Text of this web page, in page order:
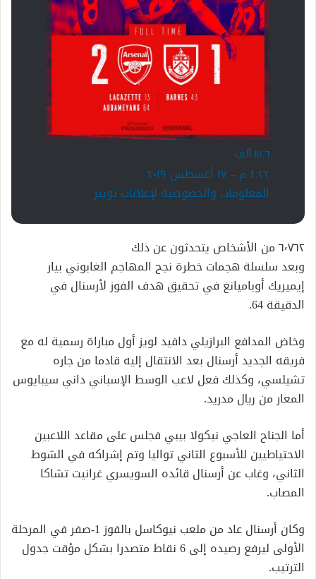
١٧٫٦ ألف
٤:٢٢ م – ١٧ أغسطس ٢٠١٩
المعلومات والخصوصية لإعلانات تويتر
٦٬٧٦٢ من الأشخاص يتحدثون عن ذلك
وبعد سلسلة هجمات خطرة نجح المهاجم الغابوني بيار
إيميريك أوباميانغ في تحقيق هدف الفوز لأرسنال في
الدقيقة 64.
وخاض المدافع البرازيلي دافيد لويز أول مباراة رسمية له مع
فريقه الجديد أرسنال بعد الانتقال إليه قادما من جاره
تشيلسي، وكذلك فعل لاعب الوسط الإسباني داني سيبايوس
المعار من ريال مدريد.
أما الجناح العاجي نيكولا بيبي فجلس على مقاعد اللاعبين
الاحتياطيين للأسبوع الثاني تواليا وتم إشراكه في الشوط
الثاني، وغاب عن أرسنال قائده السويسري غرانيت تشاكا
المصاب.
وكان أرسنال عاد من ملعب نيوكاسل بالفوز 1-صفر في المرحلة
الأولى ليرفع رصيده إلى 6 نقاط متصدرا بشكل مؤقت جدول
الترتيب.